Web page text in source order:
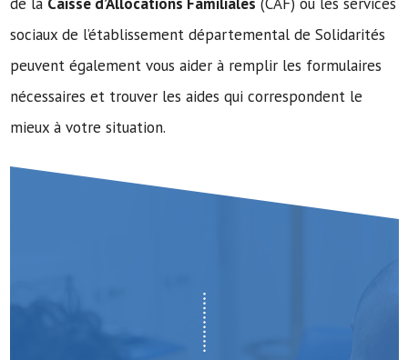
sociaux de l’établissement départemental de Solidarités
peuvent également vous aider à remplir les formulaires
nécessaires et trouver les aides qui correspondent le
mieux à votre situation.